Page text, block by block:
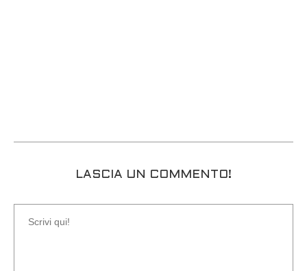
LASCIA UN COMMENTO!